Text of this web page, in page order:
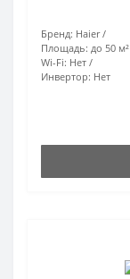
Бренд: Haier
Площадь: до 50 м²
Wi-Fi: Нет
Инвертор: Нет